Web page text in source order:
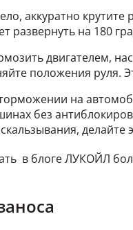
аккуратно крутите
развернуть на 180
двигателем,
положения руля.
на
без
делайте
в блоге ЛУКОЙЛ